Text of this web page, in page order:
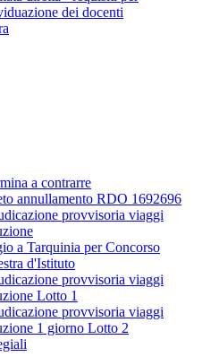
dei docenti
a contrarre
annullamento RDO 1692696
provvisoria viaggi
a Tarquinia per Concorso
d'Istituto
provvisoria viaggi
Lotto 1
provvisoria viaggi
1 giorno Lotto 2